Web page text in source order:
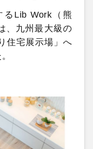
Lib Work（熊
、九州最大級の
住宅展示場」へ